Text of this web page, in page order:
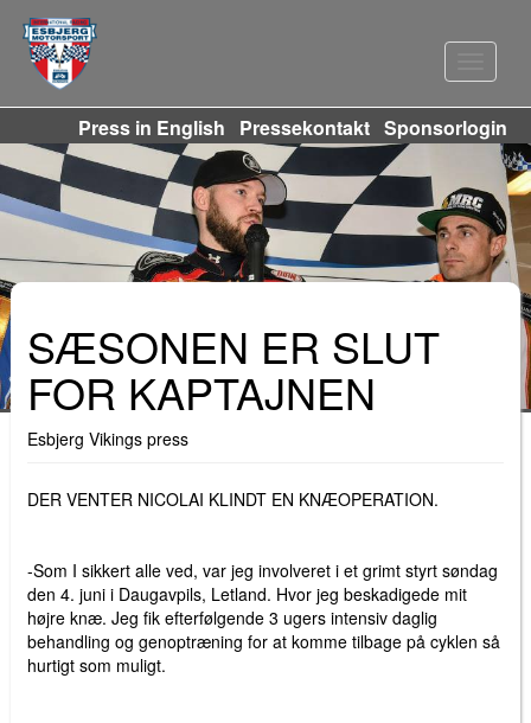
Sponsorlogin
Pressekontakt
Press in English
SÆSONEN ER SLUT
FOR KAPTAJNEN
Esbjerg Vikings press
DER VENTER NICOLAI KLINDT EN KNÆOPERATION.
-Som I sikkert alle ved, var jeg involveret i et grimt styrt søndag
den 4. juni i Daugavpils, Letland. Hvor jeg beskadigede mit
højre knæ. Jeg fik efterfølgende 3 ugers intensiv daglig
behandling og genoptræning for at komme tilbage på cyklen så
hurtigt som muligt.